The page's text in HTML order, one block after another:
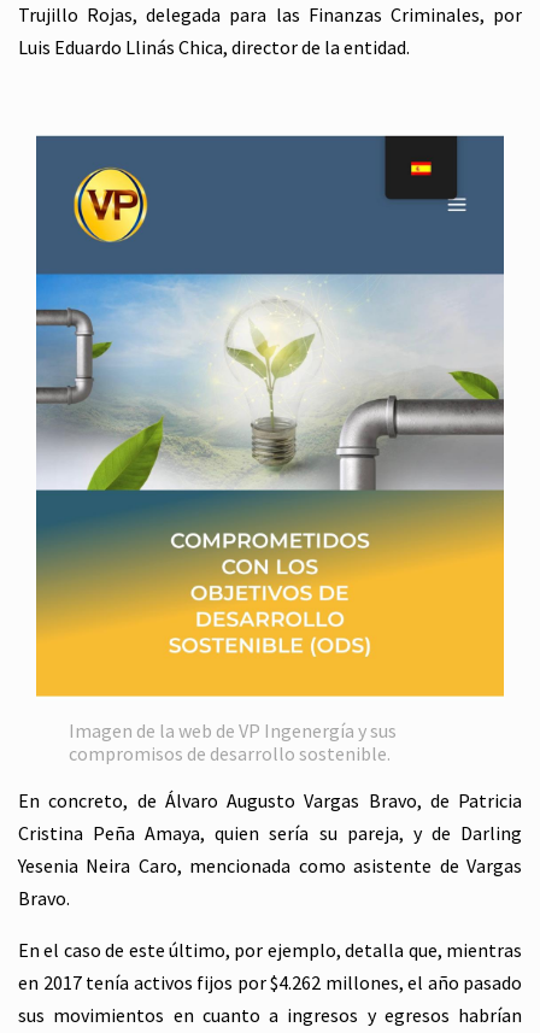
Trujillo Rojas, delegada para las Finanzas Criminales, por
Luis Eduardo Llinás Chica, director de la entidad.
Imagen de la web de VP Ingenergía y sus
compromisos de desarrollo sostenible.
En concreto, de Álvaro Augusto Vargas Bravo, de Patricia
Cristina Peña Amaya, quien sería su pareja, y de Darling
Yesenia Neira Caro, mencionada como asistente de Vargas
Bravo.
En el caso de este último, por ejemplo, detalla que, mientras
en 2017 tenía activos fijos por $4.262 millones, el año pasado
sus movimientos en cuanto a ingresos y egresos habrían